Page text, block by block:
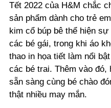
Tết 2022 của H&M chắc
sản phẩm dành cho trẻ
kim cổ búp bê thể hiện
các bé gái, trong khi áo
thao in họa tiết làm nổi
các bé trai. Thêm vào
sẵn sàng cùng bé chào
thật nhiều may mắn.